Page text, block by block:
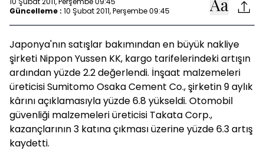
Güncelleme : 10 Şubat 2011, Perşembe 09:45
Japonya'nın satışlar bakımından en büyük nakliye
şirketi Nippon Yussen KK, kargo tarifelerindeki artışın
ardından yüzde 2.2 değerlendi. İnşaat malzemeleri
üreticisi Sumitomo Osaka Cement Co., şirketin 9 aylık
kârını açıklamasıyla yüzde 6.8 yükseldi. Otomobil
güvenliği malzemeleri üreticisi Takata Corp.,
kazançlarının 3 katına çıkması üzerine yüzde 6.3 artış
kaydetti.